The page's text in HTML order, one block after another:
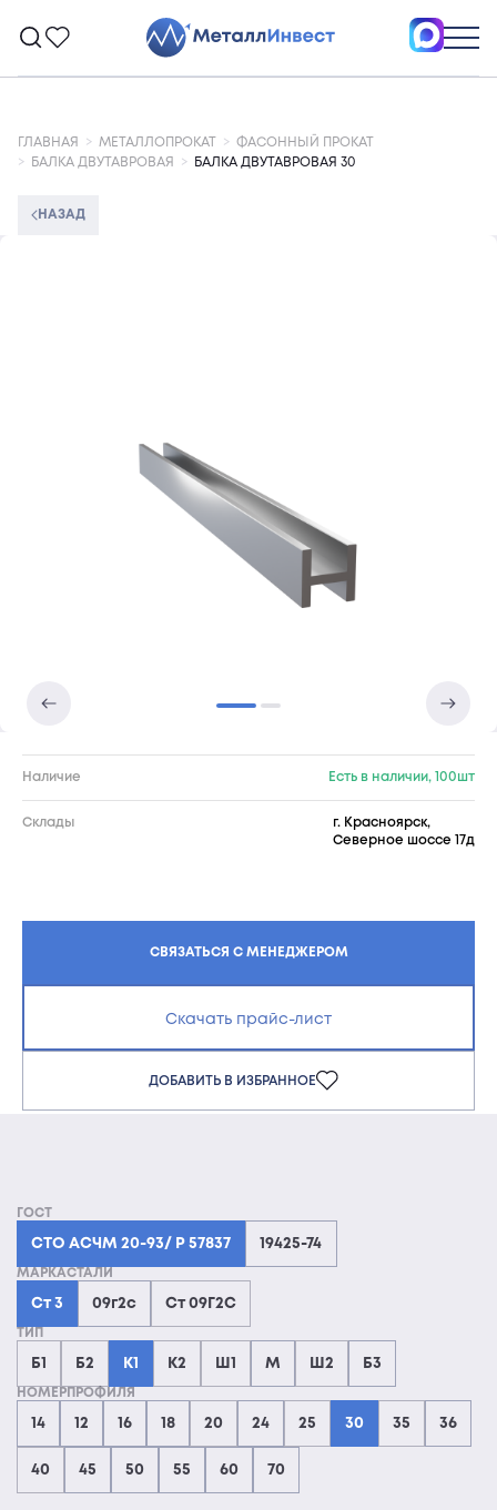
ГЛАВНАЯ МЕТАЛЛОПРОКАТ
ФАСОННЫЙ ПРОКАТ
БАЛКА ДВУТАВРОВАЯ
БАЛКА ДВУТАВРОВАЯ 30
НАЗАД
Наличие Есть в наличии, 100шт
Склады
г. Красноярск,
Северное шоссе 17д
СВЯЗАТЬСЯ С МЕНЕДЖЕРОМ
Скачать прайс-лист
ДОБАВИТЬ В ИЗБРАННОЕ
ГОСТ
СТО АСЧМ 20-93/ Р 57837 19425-74
МАРКАСТАЛИ
Ст 3 09г2с Ст 09Г2С
ТИП
Б1 Б2 К1 К2 Ш1 М Ш2 Б3
НОМЕРПРОФИЛЯ
14 12 16 18 20 24 25 30 35 36
40 45 50 55 60 70